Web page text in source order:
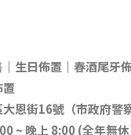
｜生日佈置｜春酒尾牙
恩街16號（市政府警
~ 晚上 8:00 (全年無休